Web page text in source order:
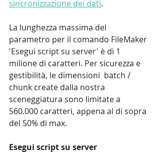
sincronizzazione dei dati.
La lunghezza massima del
parametro per il comando FileMaker
'Esegui script su server' è di 1
milione di caratteri. Per sicurezza e
gestibilità, le dimensioni  batch /
chunk create dalla nostra
sceneggiatura sono limitate a
560.000 caratteri, appena al di sopra
del 50% di max.
Esegui script su server